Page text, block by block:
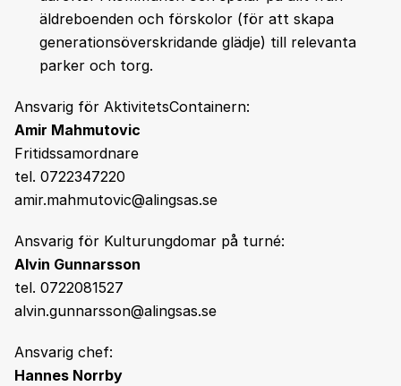
äldreboenden och förskolor (för att skapa
generationsöverskridande glädje) till relevanta
parker och torg.
Ansvarig för AktivitetsContainern:
Amir Mahmutovic
Fritidssamordnare
tel. 0722347220
amir.mahmutovic@alingsas.se
Ansvarig för Kulturungdomar på turné:
Alvin Gunnarsson
tel. 0722081527
alvin.gunnarsson@alingsas.se
Ansvarig chef:
Hannes Norrby